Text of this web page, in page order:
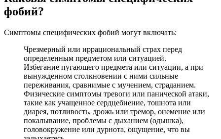
Ситуативные фобии: они включают боязнь
езда в машине или общественном транспорте
(гефирофобия) или туннели (тубуфобия), или боязнь
оказаться в закрытом месте (клаустрофобия), например,
в лифте.
Фобии, связанные с окружающей средой. Примеры
включают страх перед открытыми или, наоборот,
закрытыми штормами, фобия высоты (акрофобия),
боязнь глубины (батофобия) или воды вообще
(гидрофобия или аквафобия), фобия пространства
(агорафобия), страх отверстий (дырок- трипофобия),
фобия темноты (никтофобия), боязнь других людей
фобий?
Симптомы специфических фобий могут включать:
Чрезмерный или иррациональный страх перед
определенным предметом или ситуацией.
Избегание пугающего предмета или ситуации, а при
вынужденном столкновении с ними сильные
переживания, сравнимые с мучением, страданием.
Физические симптомы тревоги или панической атаки,
такие как учащенное сердцебиение, тошнота или
диарея, потливость, дрожь или тремор, онемение или
покалывание, проблемы с дыханием (одышка),
головокружение или дурнота, ощущение, что вы